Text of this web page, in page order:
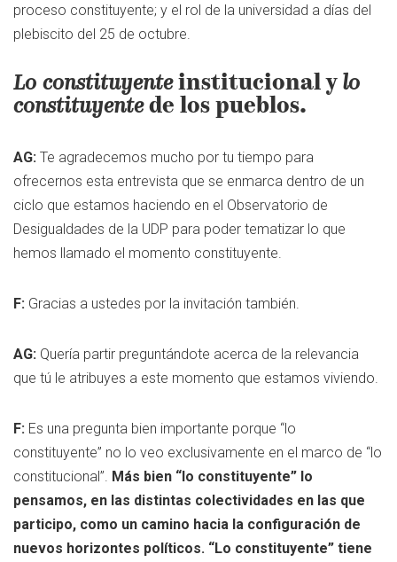
proceso constituyente; y el rol de la universidad a días del
plebiscito del 25 de octubre.
Lo constituyenteinstitucional y lo
constituyentede los pueblos.
AG: Te agradecemos mucho por tu tiempo para
ofrecernos esta entrevista que se enmarca dentro de un
ciclo que estamos haciendo en el Observatorio de
Desigualdades de la UDP para poder tematizar lo que
hemos llamado el momento constituyente.
F: Gracias a ustedes por la invitación también.
AG: Quería partir preguntándote acerca de la relevancia
que tú le atribuyes a este momento que estamos viviendo.
F: Es una pregunta bien importante porque “lo
constituyente” no lo veo exclusivamente en el marco de “lo
constitucional”. Más bien “lo constituyente” lo
pensamos, en las distintas colectividades en las que
participo, como un camino hacia la configuración de
nuevos horizontes políticos. “Lo constituyente” tiene